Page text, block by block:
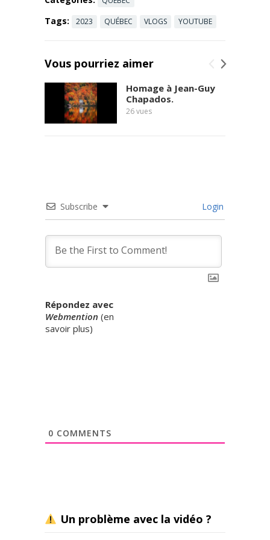
Tags: 2023 QUÉBEC VLOGS YOUTUBE
Vous pourriez aimer
Homage à Jean-Guy
Chapados.
26vues
Subscribe Login
Répondez avec
Webmention (en
savoir plus)
0 COMMENTS
Un problème avec la vidéo ?